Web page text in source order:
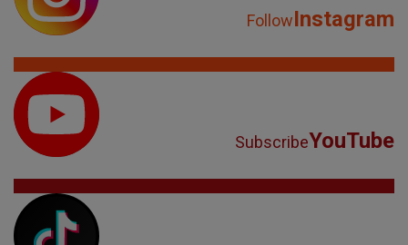
FollowInstagram
SubscribeYouTube